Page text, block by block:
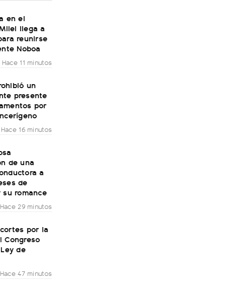
en el
llega a
reunirse
Noboa
Hace 11 minutos
un
presente
por
Hace 16 minutos
de una
a
de
romance
Hace 29 minutos
por la
Congreso
de
Hace 47 minutos